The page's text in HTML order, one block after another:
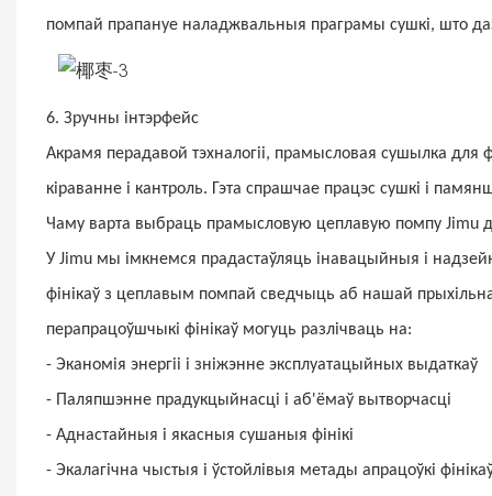
помпай прапануе наладжвальныя праграмы сушкі, што
6. Зручны інтэрфейс
Акрамя перадавой тэхналогіі, прамысловая сушылка
кіраванне і кантроль. Гэта спрашчае працэс сушкі і
Чаму варта выбраць прамысловую цеплавую помпу Jimu
У Jimu мы імкнемся прадастаўляць інавацыйныя і
фінікаў з цеплавым помпай сведчыць аб нашай
перапрацоўшчыкі фінікаў могуць разлічваць на:
- Эканомія энергіі і зніжэнне эксплуатацыйных выдаткаў
- Паляпшэнне прадукцыйнасці і аб'ёмаў вытворчасці
- Аднастайныя і якасныя сушаныя фінікі
- Экалагічна чыстыя і ўстойлівыя метады апрацоўкі